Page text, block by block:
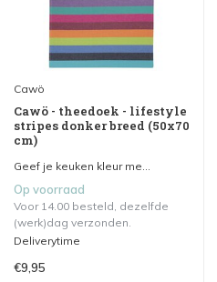
Cawö
Cawö - theedoek - lifestyle
stripes donker breed (50x70
cm)
Geef je keuken kleur me...
Op voorraad
Voor 14.00 besteld, dezelfde
(werk)dag verzonden.
Deliverytime
€9,95